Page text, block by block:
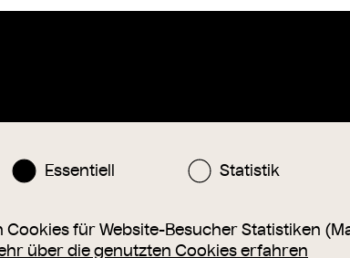
Essentiell Statistik
Cookies für Website-Besucher Statistiken
über die genutzten Cookies erfahren
87 47
InstagramFacebook